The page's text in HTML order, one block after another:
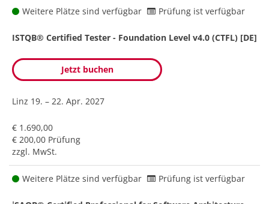
Weitere Plätze sind verfügbar Prüfung ist verfügbar
ISTQB® Certified Tester - Foundation Level v4.0 (CTFL) [DE]
Jetzt buchen
Linz 19. – 22. Apr. 2027
€ 1.690,00
€ 200,00 Prüfung
zzgl. MwSt.
Weitere Plätze sind verfügbar Prüfung ist verfügbar